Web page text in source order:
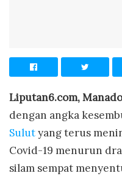
Liputan6.com,
dengan angka
Sulutyang terus
Covid-19 menurun
silam sempat